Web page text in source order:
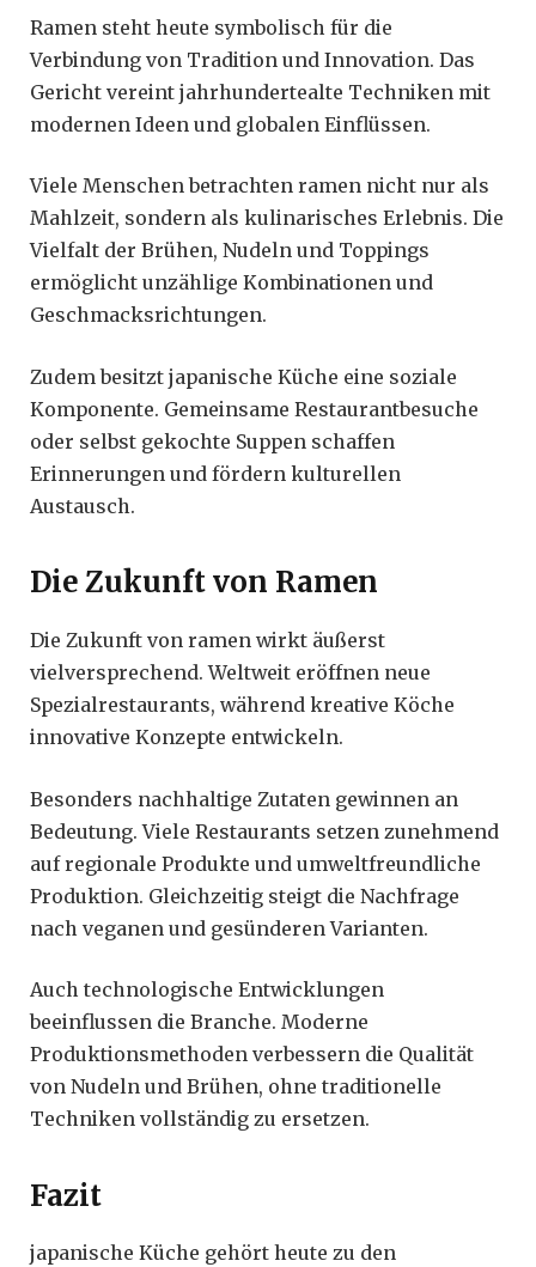
Ramen steht heute symbolisch für die
Verbindung von Tradition und Innovation. Das
Gericht vereint jahrhundertealte Techniken mit
modernen Ideen und globalen Einflüssen.
Viele Menschen betrachten ramen nicht nur als
Mahlzeit, sondern als kulinarisches Erlebnis. Die
Vielfalt der Brühen, Nudeln und Toppings
ermöglicht unzählige Kombinationen und
Geschmacksrichtungen.
Zudem besitzt japanische Küche eine soziale
Komponente. Gemeinsame Restaurantbesuche
oder selbst gekochte Suppen schaffen
Erinnerungen und fördern kulturellen
Austausch.
Die Zukunft von Ramen
Die Zukunft von ramen wirkt äußerst
vielversprechend. Weltweit eröffnen neue
Spezialrestaurants, während kreative Köche
innovative Konzepte entwickeln.
Besonders nachhaltige Zutaten gewinnen an
Bedeutung. Viele Restaurants setzen zunehmend
auf regionale Produkte und umweltfreundliche
Produktion. Gleichzeitig steigt die Nachfrage
nach veganen und gesünderen Varianten.
Auch technologische Entwicklungen
beeinflussen die Branche. Moderne
Produktionsmethoden verbessern die Qualität
von Nudeln und Brühen, ohne traditionelle
Techniken vollständig zu ersetzen.
Fazit
japanische Küche gehört heute zu den